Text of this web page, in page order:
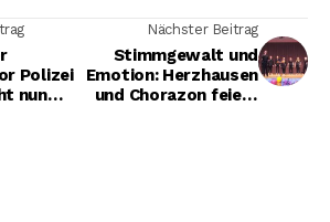
Polizei
nun
Nächster Beitrag
Stimmgewalt und
Emotion: Herzhausen
und Chorazon feiern